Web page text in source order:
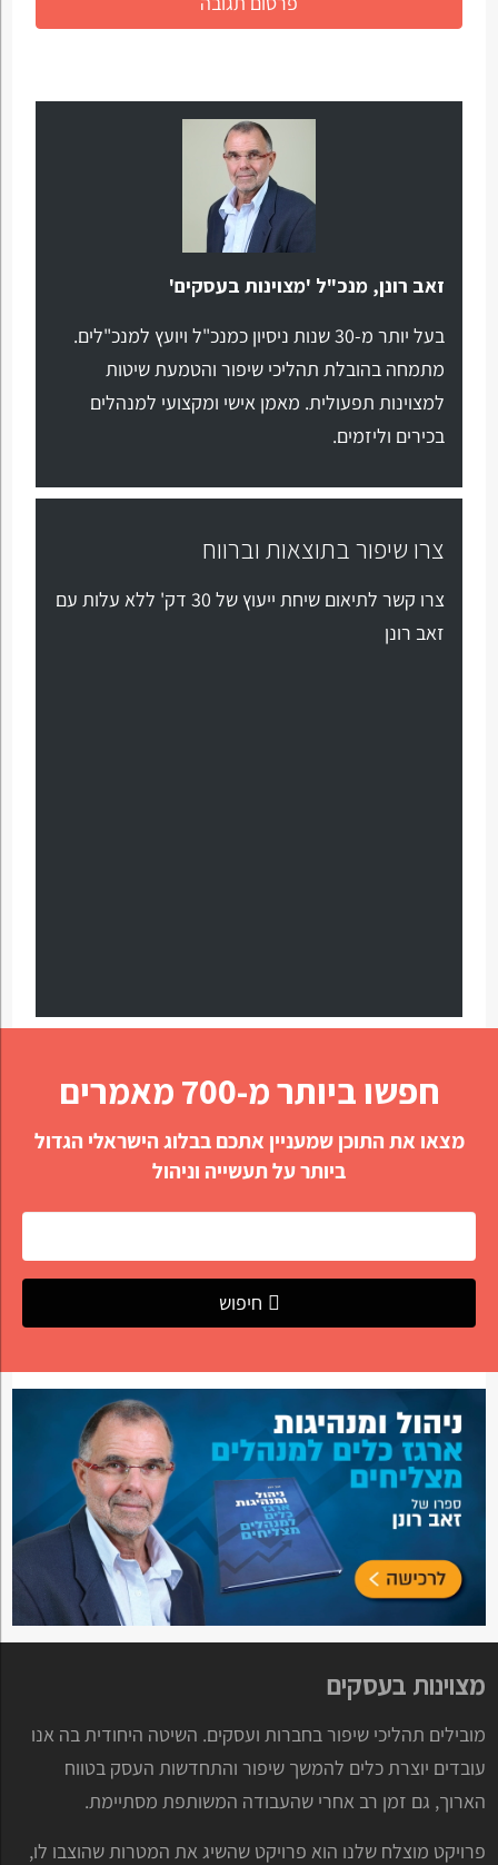
זאב רונן, מנכ"ל 'מצוינות בעסקים'
בעל יותר מ-30 שנות ניסיון כמנכ"ל ויועץ למנכ"לים.
מתמחה בהובלת תהליכי שיפור והטמעת שיטות
למצוינות תפעולית. מאמן אישי ומקצועי למנהלים
בכירים וליזמים.
צרו שיפור בתוצאות וברווח
צרו קשר לתיאום שיחת ייעוץ של 30 דק' ללא עלות עם
זאב רונן
חפשו ביותר מ-700 מאמרים
מצאו את התוכן שמעניין אתכם בבלוג הישראלי הגדול
ביותר על תעשייה וניהול
חיפוש
מצוינות בעסקים
מובילים תהליכי שיפור בחברות ועסקים. השיטה היחודית בה אנו
עובדים יוצרת כלים להמשך שיפור והתחדשות העסק בטווח
הארוך, גם זמן רב אחרי שהעבודה המשותפת מסתיימת.
פרויקט מוצלח שלנו הוא פרויקט שהשיג את המטרות שהוצבו לו,